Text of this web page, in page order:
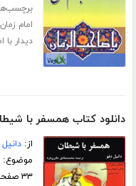
امام زمان
دیدار با
دانلود کتاب همسفر با
از:
موضوع:
۳۳ صفحه